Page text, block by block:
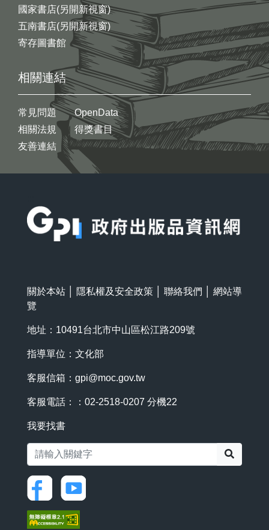
國家書店(另開新視窗)
五南書店(另開新視窗)
寄存圖書館
相關連結
常見問題
相關法規
友善連結
OpenData
得獎書目
關於本站 隱私權及安全政策 聯絡我們
網站導
覽
地址：10491台北市中山區松江路209號
指導單位：文化部
客服信箱： gpi@moc.gov.tw
客服電話：：02-2518-0207 分機22
我要找書